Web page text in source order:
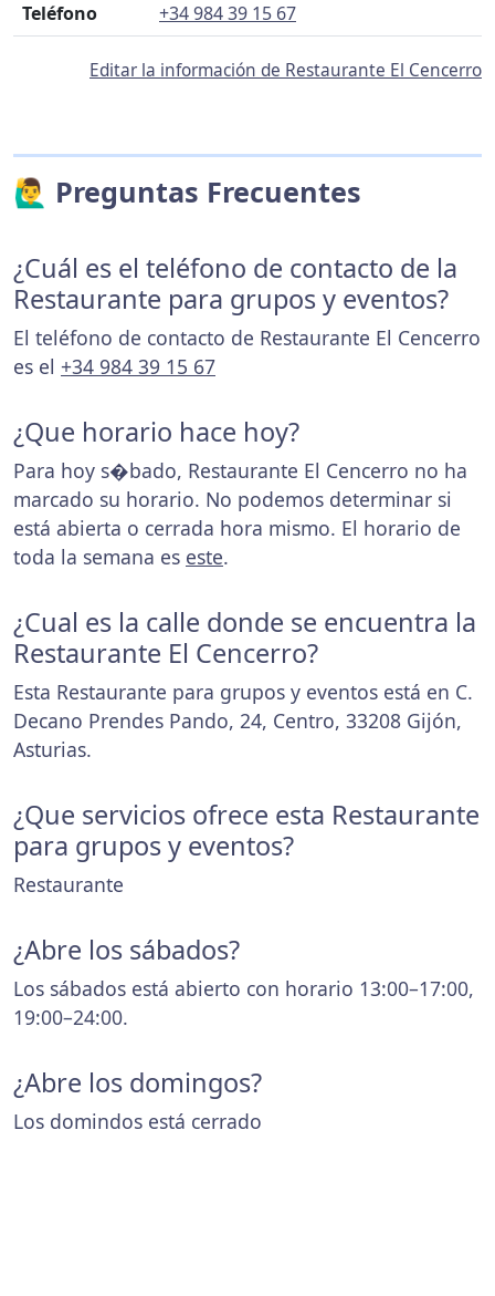
Teléfono +34 984 39 15 67
Editar la información de Restaurante El Cencerro
🙋‍♂️ Preguntas Frecuentes
¿Cuál es el teléfono de contacto de la
Restaurante para grupos y eventos?
El teléfono de contacto de Restaurante El Cencerro
es el +34 984 39 15 67
¿Que horario hace hoy?
Para hoy s�bado, Restaurante El Cencerro no ha
marcado su horario. No podemos determinar si
está abierta o cerrada hora mismo. El horario de
toda la semana es este.
¿Cual es la calle donde se encuentra la
Restaurante El Cencerro?
Esta Restaurante para grupos y eventos está en C.
Decano Prendes Pando, 24, Centro, 33208 Gijón,
Asturias.
¿Que servicios ofrece esta Restaurante
para grupos y eventos?
Restaurante
¿Abre los sábados?
Los sábados está abierto con horario 13:00–17:00,
19:00–24:00.
¿Abre los domingos?
Los domindos está cerrado